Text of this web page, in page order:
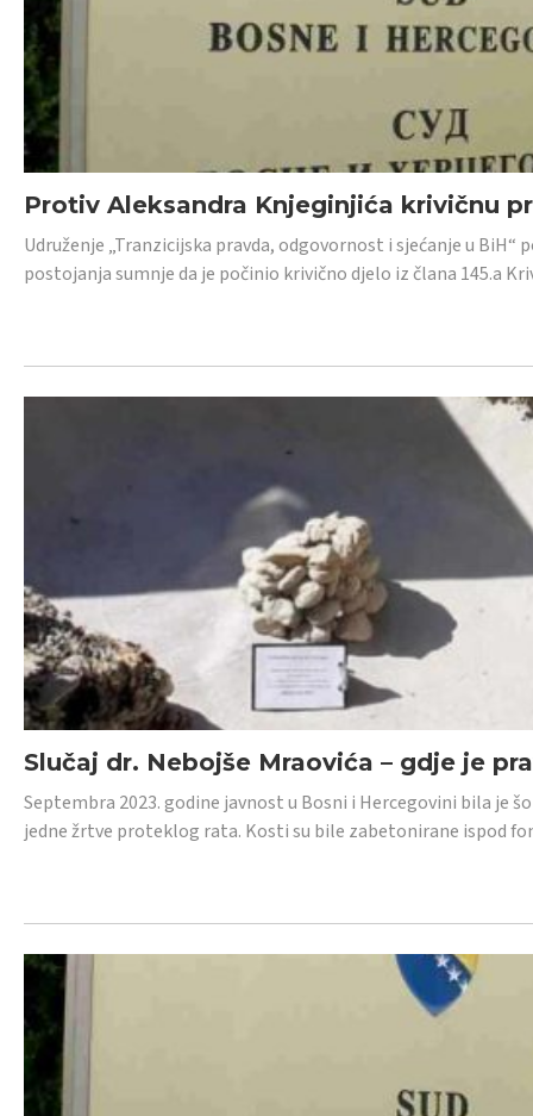
Protiv Aleksandra Knjeginjića krivičnu
Udruženje „Tranzicijska pravda, odgovornost i sjećanje u
postojanja sumnje da je počinio krivično djelo iz člana 145.a
Slučaj dr. Nebojše Mraovića – gdje je
Septembra 2023. godine javnost u Bosni i Hercegovini bila je
jedne žrtve proteklog rata. Kosti su bile zabetonirane ispod